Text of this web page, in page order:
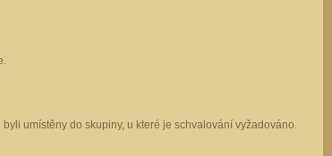
umístěny do skupiny, u které je schvalování vyžadováno.